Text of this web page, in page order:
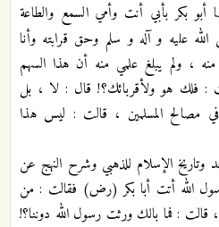
بكر بأبي أنت وأمي السمع والطاعة
عليه و آله و سلم وحق قرابته وأنا
، ولم يبلغ علمي منه أن هذا السهم
: فلك هو ولأقربائك؟! قال : لا ، بل
مصالح المسلمين ، قالت : ليس هذا
الإسلام للذهبي وشرح النهج عن
الله أتت أبا بكر (رض) فقالت : من
: فما بالك ورثت رسول الله دوننا؟!